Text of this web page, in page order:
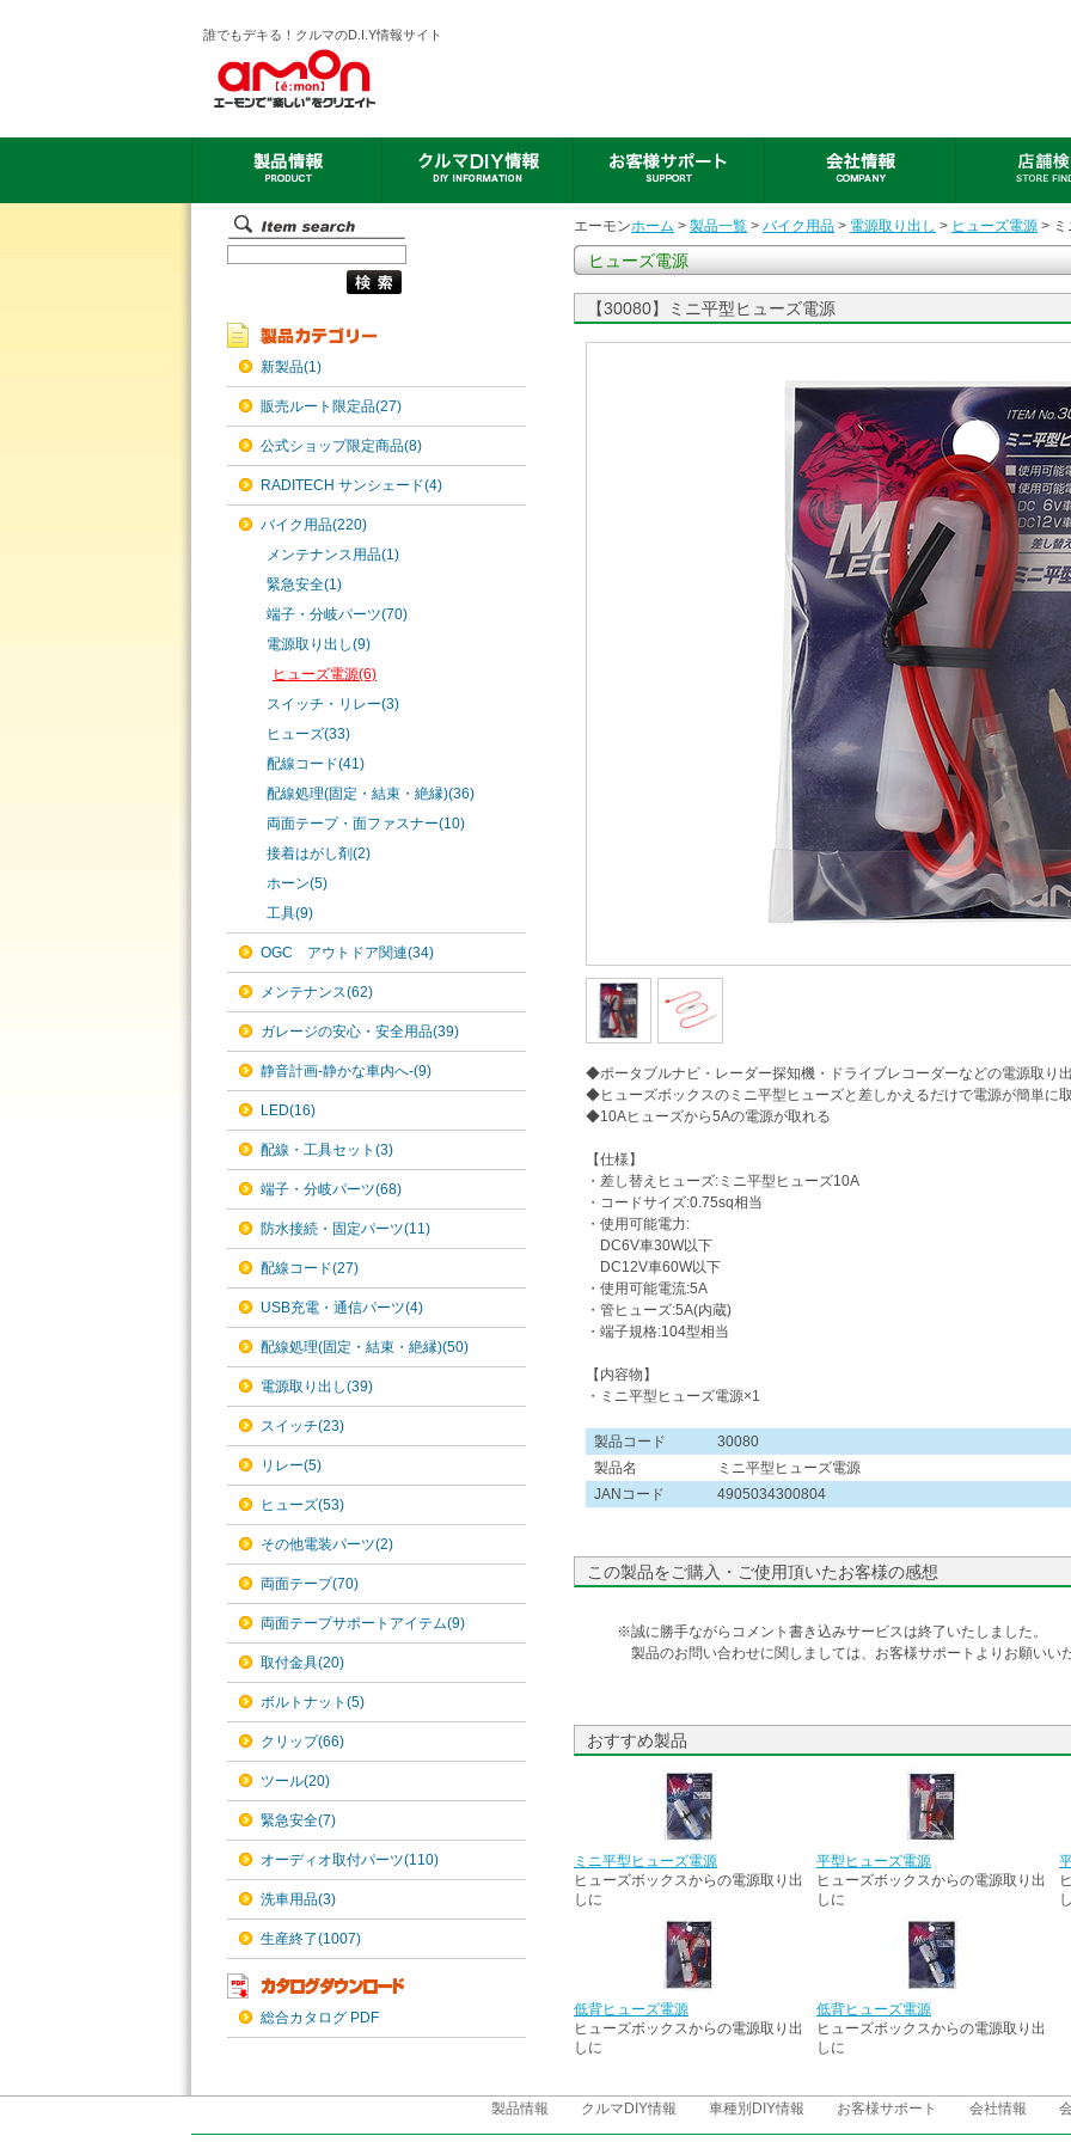
誰でもデキる！クルマのD.I.Y情報サイト
新製品(1)
販売ルート限定品(27)
公式ショップ限定商品(8)
RADITECH サンシェード(4)
バイク用品(220)
メンテナンス用品(1)
緊急安全(1)
端子・分岐パーツ(70)
電源取り出し(9)
ヒューズ電源(6)
スイッチ・リレー(3)
ヒューズ(33)
配線コード(41)
配線処理(固定・結束・絶縁)(36)
両面テープ・面ファスナー(10)
接着はがし剤(2)
ホーン(5)
工具(9)
OGC アウトドア関連(34)
メンテナンス(62)
ガレージの安心・安全用品(39)
静音計画-静かな車内へ-(9)
LED(16)
配線・工具セット(3)
端子・分岐パーツ(68)
防水接続・固定パーツ(11)
配線コード(27)
USB充電・通信パーツ(4)
配線処理(固定・結束・絶縁)(50)
電源取り出し(39)
スイッチ(23)
リレー(5)
ヒューズ(53)
その他電装パーツ(2)
両面テープ(70)
両面テープサポートアイテム(9)
取付金具(20)
ボルトナット(5)
クリップ(66)
ツール(20)
緊急安全(7)
オーディオ取付パーツ(110)
洗車用品(3)
生産終了(1007)
総合カタログ PDF
エーモンホーム > 製品一覧 > バイク用品 > 電源取り出し > ヒューズ電源 > ミ
ヒューズ電源
【30080】ミニ平型ヒューズ電源
◆ポータブルナビ・レーダー探知機・ドライブレコーダーなどの電源取り
◆ヒューズボックスのミニ平型ヒューズと差しかえるだけで電源が簡単に
◆10Aヒューズから5Aの電源が取れる
【仕様】
・差し替えヒューズ:ミニ平型ヒューズ10A
・コードサイズ:0.75sq相当
・使用可能電力:
DC6V車30W以下
DC12V車60W以下
・使用可能電流:5A
・管ヒューズ:5A(内蔵)
・端子規格:104型相当
【内容物】
・ミニ平型ヒューズ電源×1
製品コード
30080
製品名
ミニ平型ヒューズ電源
JANコード
4905034300804
この製品をご購入・ご使用頂いたお客様の感想
※誠に勝手ながらコメント書き込みサービスは終了いたしました。
製品のお問い合わせに関しましては、お客様サポートよりお願いいた
おすすめ製品
ミニ平型ヒューズ電源
ヒューズボックスからの電源取り出
しに
平型ヒューズ電源
ヒューズボックスからの電源取り出
しに
低背ヒューズ電源
ヒューズボックスからの電源取り出
しに
低背ヒューズ電源
ヒューズボックスからの電源取り出
しに
製品情報 クルマDIY情報 車種別DIY情報 お客様サポート 会社情報